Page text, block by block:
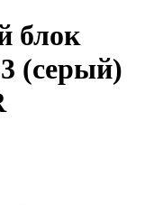
блок
(серый)